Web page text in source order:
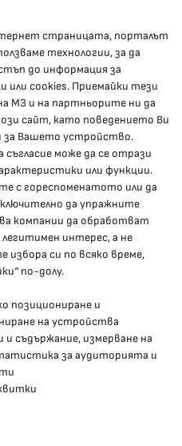
Неделя“ №5
страницата, порталът
технологии, за да
до информация за
cookies. Приемайки тези
МЗ и на партньорите ни да
сайт, като поведението Ви
за Вашето устройство.
може да се отрази
или функции.
с гореспоменатото или да
да упражните
компании да обработват
интерес, а не
избора си по всяко време,
по-долу.
позициониране и
на устройства
и съдържание, измерване на
за аудиторията и